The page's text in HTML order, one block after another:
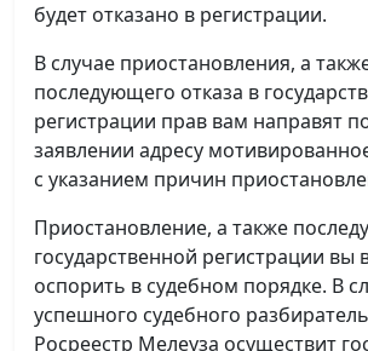
будет отказано в регистрации.
В случае приостановления, а
последующего отказа в
регистрации прав вам направят
заявлении адресу
с указанием причин
Приостановление, а также
государственной регистрации вы
оспорить в судебном порядке. В
успешного судебного
Росреестр Мелеуза осуществит